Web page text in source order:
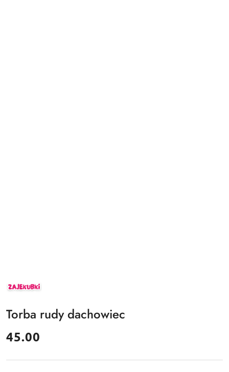
ZAJEKUBKI
Torba rudy dachowiec
cena:
45.00